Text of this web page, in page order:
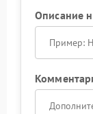
Описание